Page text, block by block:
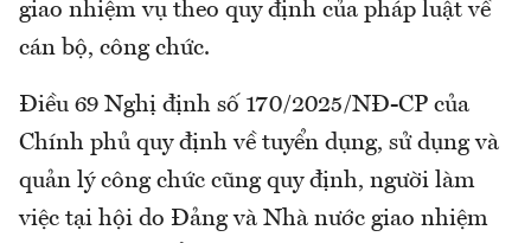
giao nhiệm vụ theo quy định của pháp luật về
cán bộ, công chức.
Điều 69 Nghị định số 170/2025/NĐ-CP của
Chính phủ quy định về tuyển dụng, sử dụng và
quản lý công chức cũng quy định, người làm
việc tại hội do Đảng và Nhà nước giao nhiệm